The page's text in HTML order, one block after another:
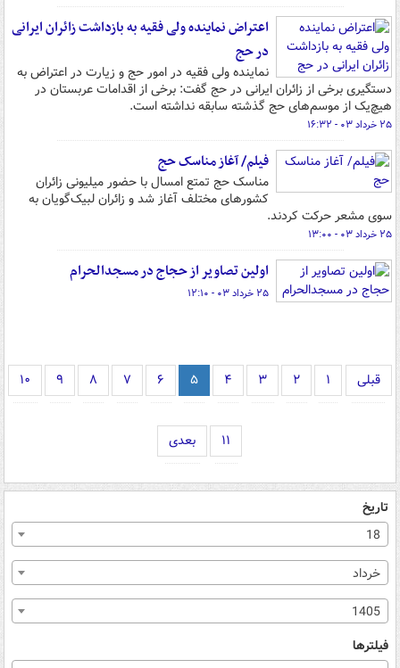
اعتراض نماینده ولی فقیه به بازداشت زائران ایرانی
در حج
نماینده ولی فقیه در امور حج و زیارت در اعتراض به
دستگیری برخی از زائران ایرانی در حج گفت: برخی از اقدامات عربستان در
هیچ‌یک از موسم‌های حج گذشته سابقه نداشته است.
۲۵ خرداد ۰۳ - ۱۶:۳۲
فیلم/ آغاز مناسک حج
مناسک حج تمتع امسال با حضور میلیونی زائران
کشورهای مختلف آغاز شد و زائران لبیک‌گویان به
سوی مشعر حرکت کردند.
۲۵ خرداد ۰۳ - ۱۳:۰۰
اولین تصاویر از حجاج در مسجدالحرام
۲۵ خرداد ۰۳ - ۱۲:۱۰
قبلی ۱ ۲ ۳ ۴ ۵ ۶ ۷ ۸ ۹ ۱۰
۱۱ بعدی
تاریخ
18
خرداد
1405
فیلترها